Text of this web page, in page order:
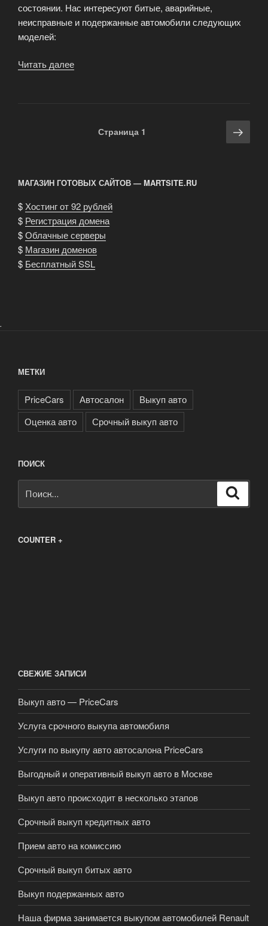
состоянии. Нас интересуют битые, аварийные,
неисправные и подержанные автомобили следующих
моделей:
Читать далее
Страница 1
МАГАЗИН ГОТОВЫХ САЙТОВ — MARTSITE.RU
$ Хостинг от 92 рублей
$ Регистрация домена
$Облачные серверы
$ Магазин доменов
$ Бесплатный SSL
.
МЕТКИ
PriceCars Автосалон
Выкуп авто
Оценка авто
Срочный выкуп авто
ПОИСК
COUNTER +
СВЕЖИЕ ЗАПИСИ
Выкуп авто — PriceCars
Услуга срочного выкупа автомобиля
Услуги по выкупу авто автосалона PriceCars
Выгодный и оперативный выкуп авто в Москве
Выкуп авто происходит в несколько этапов
Срочный выкуп кредитных авто
Прием авто на комиссию
Срочный выкуп битых авто
Выкуп подержанных авто
Наша фирма занимается выкупом автомобилей Renault